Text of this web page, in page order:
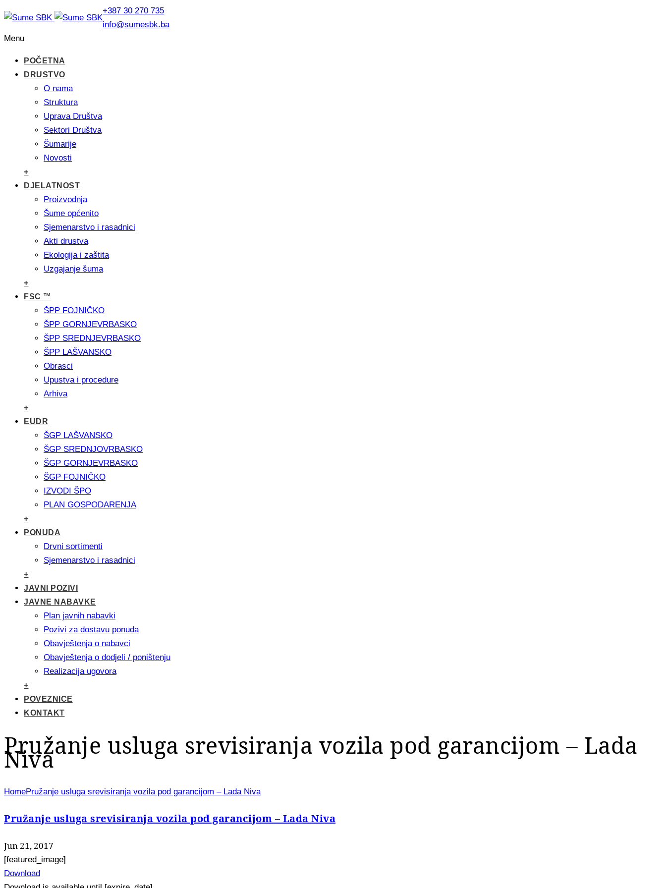
+387 30 270 735
info@sumesbk.ba
Menu
POČETNA
DRUSTVO
O nama
Struktura
Uprava Društva
Sektori Društva
Šumarije
Novosti
+
DJELATNOST
Proizvodnja
Šume općenito
Sjemenarstvo i rasadnici
Akti drustva
Ekologija i zaštita
Uzgajanje šuma
+
FSC ™
ŠPP FOJNIČKO
ŠPP GORNJEVRBASKO
ŠPP SREDNJEVRBASKO
ŠPP LAŠVANSKO
Obrasci
Upustva i procedure
Arhiva
+
EUDR
ŠGP LAŠVANSKO
ŠGP SREDNJOVRBASKO
ŠGP GORNJEVRBASKO
ŠGP FOJNIČKO
IZVODI ŠPO
PLAN GOSPODARENJA
+
PONUDA
Drvni sortimenti
Sjemenarstvo i rasadnici
+
JAVNI POZIVI
JAVNE NABAVKE
Plan javnih nabavki
Pozivi za dostavu ponuda
Obavještenja o nabavci
Obavještenja o dodjeli / poništenju
Realizacija ugovora
+
POVEZNICE
KONTAKT
Pružanje usluga srevisiranja vozila pod garancijom – Lada
Niva
HomePružanje usluga srevisiranja vozila pod garancijom – Lada Niva
Pružanje usluga srevisiranja vozila pod garancijom – Lada Niva
Jun 21, 2017
[featured_image]
Download